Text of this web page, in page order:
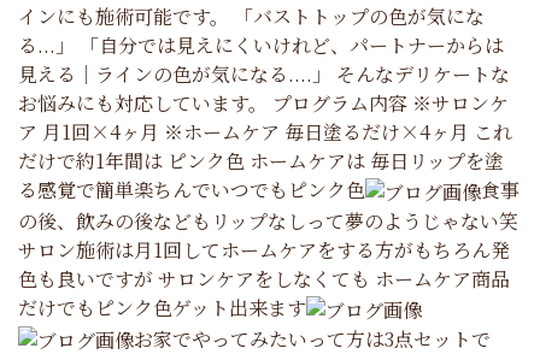
インにも施術可能です。 「バストトップの色が気にな
る...」 「自分では見えにくいけれど、パートナーからは
見える｜ラインの色が気になる....」 そんなデリケートな
お悩みにも対応しています。 プログラム内容 ※サロンケ
ア 月1回×4ヶ月 ※ホームケア 毎日塗るだけ×4ヶ月 これ
だけで約1年間は ピンク色 ホームケアは 毎日リップを塗
る感覚で簡単楽ちんでいつでもピンク色
食事
の後、飲みの後などもリップなしって夢のようじゃない笑
サロン施術は月1回してホームケアをする方がもちろん発
色も良いですが サロンケアをしなくても ホームケア商品
だけでもピンク色ゲット出来ます
お家でやってみたいって方は3点セットで